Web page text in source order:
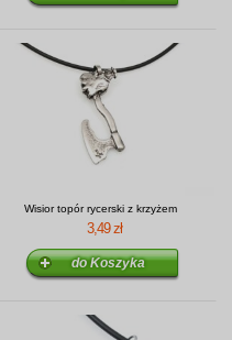
Wisior topór rycerski z krzyżem
3,49 zł